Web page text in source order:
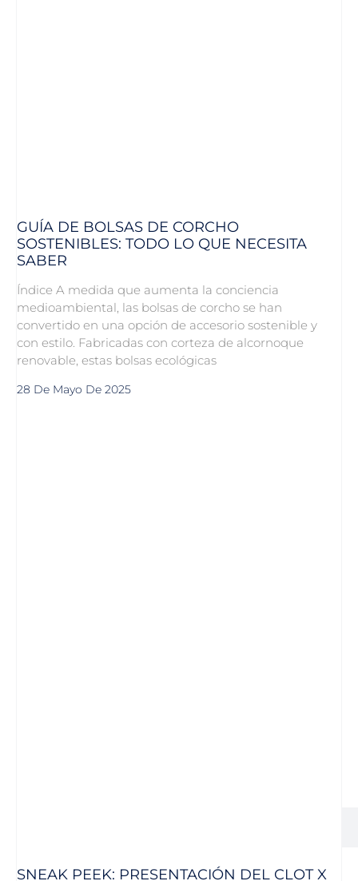
GUÍA DE BOLSAS DE CORCHO
SOSTENIBLES: TODO LO QUE NECESITA
SABER
Índice A medida que aumenta la conciencia
medioambiental, las bolsas de corcho se han
convertido en una opción de accesorio sostenible y
con estilo. Fabricadas con corteza de alcornoque
renovable, estas bolsas ecológicas
28 De Mayo De 2025
SNEAK PEEK: PRESENTACIÓN DEL CLOT X